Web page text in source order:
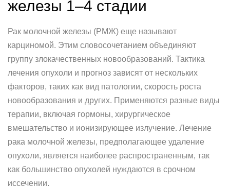
железы 1–4 стадии
Рак молочной железы (РМЖ) еще называют
карциномой. Этим словосочетанием объединяют
группу злокачественных новообразований. Тактика
лечения опухоли и прогноз зависят от нескольких
факторов, таких как вид патологии, скорость роста
новообразования и других. Применяются разные виды
терапии, включая гормоны, хирургическое
вмешательство и ионизирующее излучение. Лечение
рака молочной железы, предполагающее удаление
опухоли, является наиболее распространенным, так
как большинство опухолей нуждаются в срочном
иссечении.